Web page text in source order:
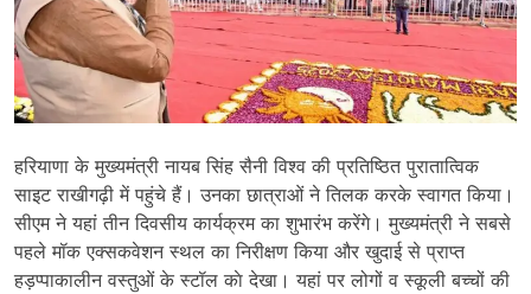
हरियाणा के मुख्यमंत्री नायब सिंह सैनी विश्व की प्रतिष्ठित पुरातात्विक
साइट राखीगढ़ी में पहुंचे हैं। उनका छात्राओं ने तिलक करके स्वागत किया।
सीएम ने यहां तीन दिवसीय कार्यक्रम का शुभारंभ करेंगे। मुख्यमंत्री ने सबसे
पहले मॉक एक्सकवेशन स्थल का निरीक्षण किया और खुदाई से प्राप्त
हड़प्पाकालीन वस्तुओं के स्टॉल काे देखा। यहां पर लोगों व स्कूली बच्चों की